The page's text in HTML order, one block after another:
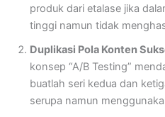
produk dari etalase jika
tinggi namun tidak
Duplikasi Pola Konten
konsep “A/B Testing”
buatlah seri kedua dan
serupa namun